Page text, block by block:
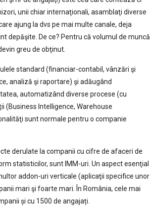
unii chiar internaţionali, asamblaţi diverse
ajung la dvs pe mai multe canale, deja
depăşite. De ce? Pentru că volumul de muncă
greu de obţinut.
standard (financiar-contabil, vânzări şi
analiză şi raportare) şi adăugând
automatizând diverse procese (cu
Intelligence, Warehouse
sunt normale pentru o companie
derulate la companii cu cifre de afaceri de
statisticilor, sunt IMM-uri. Un aspect esenţial
addon-uri verticale (aplicaţii specifice unor
mari şi foarte mari. În România, cele mai
și cu 1500 de angajați.